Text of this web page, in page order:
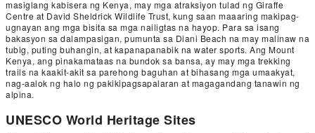
masiglang kabisera ng Kenya, may mga atraksiyon tulad ng Giraffe
Centre at David Sheldrick Wildlife Trust, kung saan maaaring makipag-
ugnayan ang mga bisita sa mga nailigtas na hayop. Para sa isang
bakasyon sa dalampasigan, pumunta sa Diani Beach na may malinaw na
tubig, puting buhangin, at kapanapanabik na water sports. Ang Mount
Kenya, ang pinakamataas na bundok sa bansa, ay may mga trekking
trails na kaakit-akit sa parehong baguhan at bihasang mga umaakyat,
nag-aalok ng halo ng pakikipagsapalaran at magagandang tanawin ng
alpina.
UNESCO World Heritage Sites